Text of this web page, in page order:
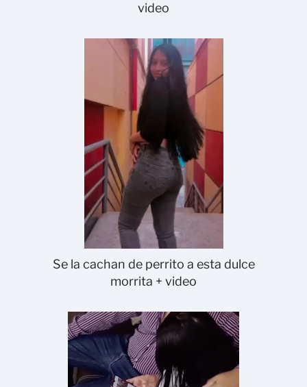
video
Se la cachan de perrito a esta dulce
morrita + video